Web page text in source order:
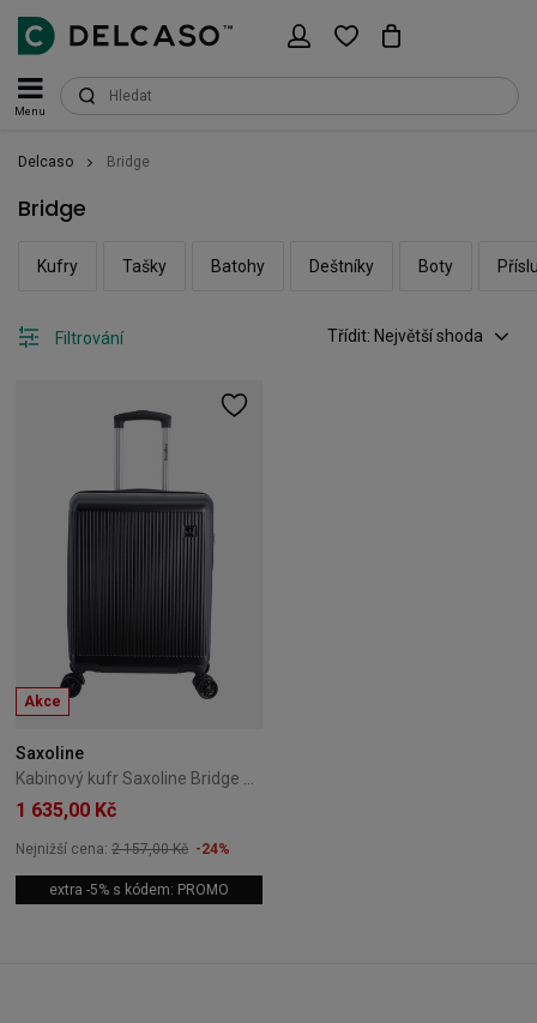
Menu
Delcaso Bridge
Bridge
Kufry Tašky Batohy Deštníky Boty
Třídit: Největší shoda
Filtrování
Akce
Saxoline
1 635,00 Kč
Nejnižší cena: 2 157,00 Kč -24%
extra -5% s kódem: PROMO